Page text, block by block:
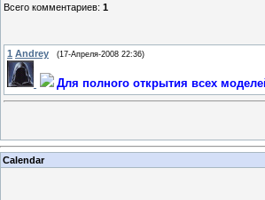
Всего комментариев: 1
1 Andrey (17-Апреля-2008 22:36)
Для полного открытия всех
Calendar